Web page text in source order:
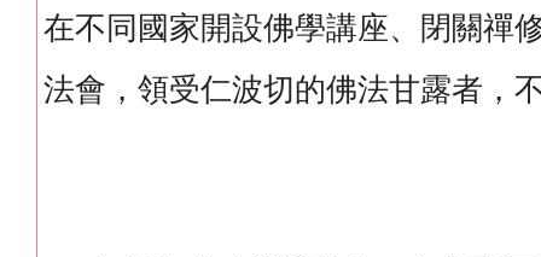
在不同國家開設佛學講座、閉關禪
法會，領受仁波切的佛法甘露者，